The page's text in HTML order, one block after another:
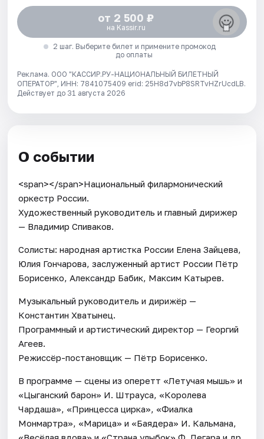
от 2 500 ₽
на Kassir.ru
2 шаг. Выберите билет и примените промокод
до оплаты
Реклама. ООО "КАССИР.РУ-НАЦИОНАЛЬНЫЙ БИЛЕТНЫЙ
ОПЕРАТОР", ИНН: 7841075409 erid: 25H8d7vbP8SRTvHZrUcdLB.
Действует до 31 августа 2026
О событии
<span></span>Национальный филармонический
оркестр России.
Художественный руководитель и главный дирижер
— Владимир Спиваков.
Солисты: народная артистка России Елена Зайцева,
Юлия Гончарова, заслуженный артист России Пётр
Борисенко, Александр Бабик, Максим Катырев.
Музыкальный руководитель и дирижёр —
Константин Хватынец.
Программный и артистический директор — Георгий
Агеев.
Режиссёр-постановщик — Пётр Борисенко.
В программе — сцены из оперетт «Летучая мышь» и
«Цыганский барон» И. Штрауса, «Королева
Чардаша», «Принцесса цирка», «Фиалка
Монмартра», «Марица» и «Баядера» И. Кальмана,